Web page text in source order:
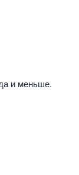
и меньше.